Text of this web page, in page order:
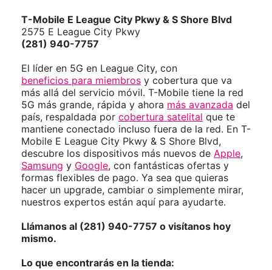
T-Mobile E League City Pkwy & S Shore Blvd
2575 E League City Pkwy
(281) 940-7757
El líder en 5G en League City, con
beneficios para miembros y cobertura que va
más allá del servicio móvil. T-Mobile tiene la red
5G más grande, rápida y ahora más avanzada del
país, respaldada por cobertura satelital que te
mantiene conectado incluso fuera de la red. En T-
Mobile E League City Pkwy & S Shore Blvd,
descubre los dispositivos más nuevos de Apple,
Samsung y Google, con fantásticas ofertas y
formas flexibles de pago. Ya sea que quieras
hacer un upgrade, cambiar o simplemente mirar,
nuestros expertos están aquí para ayudarte.
Llámanos al (281) 940-7757 o visítanos hoy
mismo.
Lo que encontrarás en la tienda: